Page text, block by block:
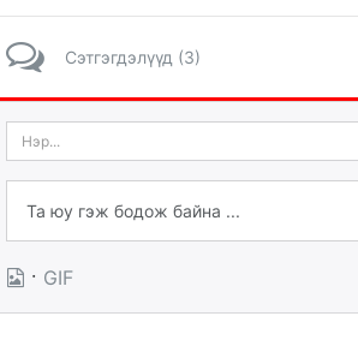
Сэтгэгдэлүүд (3)
· GIF